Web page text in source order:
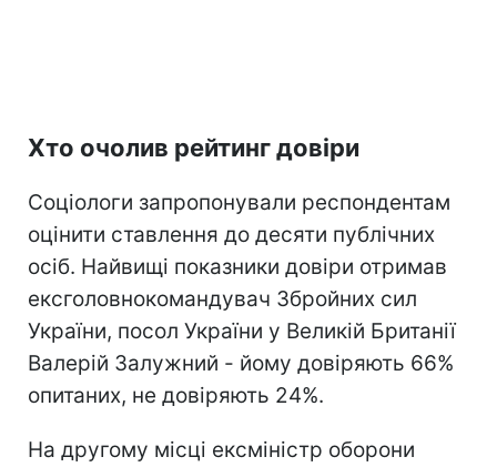
Хто очолив рейтинг довіри
Соціологи запропонували респондентам
оцінити ставлення до десяти публічних
осіб. Найвищі показники довіри отримав
ексголовнокомандувач Збройних сил
України, посол України у Великій Британії
Валерій Залужний - йому довіряють 66%
опитаних, не довіряють 24%.
На другому місці ексміністр оборони